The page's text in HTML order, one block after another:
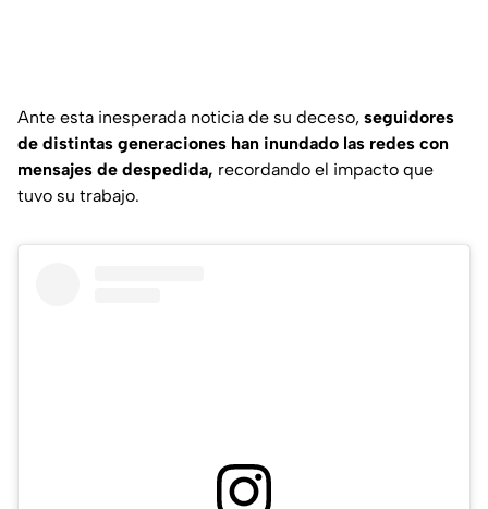
Ante esta inesperada noticia de su deceso, seguidores
de distintas generaciones han inundado las redes con
mensajes de despedida, recordando el impacto que
tuvo su trabajo.